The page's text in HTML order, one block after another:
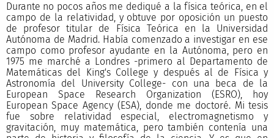
Durante no pocos años me dediqué a la física teórica, en el
campo de la relatividad, y obtuve por oposición un puesto
de profesor titular de Física Teórica en la Universidad
Autónoma de Madrid. Había comenzado a investigar en ese
campo como profesor ayudante en la Autónoma, pero en
1975 me marché a Londres -primero al Departamento de
Matemáticas del King's College y después al de Física y
Astronomía del University College- con una beca de la
European Space Research Organization (ESRO), hoy
European Space Agency (ESA), donde me doctoré. Mi tesis
fue sobre relatividad especial, electromagnetismo y
gravitación, muy matemática, pero también contenía una